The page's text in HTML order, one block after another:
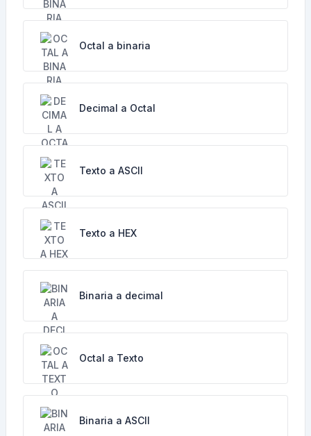
Octal a binaria
Decimal a Octal
Texto a ASCII
Texto a HEX
Binaria a decimal
Octal a Texto
Binaria a ASCII